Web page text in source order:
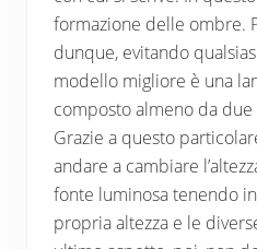
formazione delle ombre.
dunque, evitando
modello migliore è una
composto almeno da
Grazie a questo
andare a cambiare
fonte luminosa tenendo
propria altezza e le